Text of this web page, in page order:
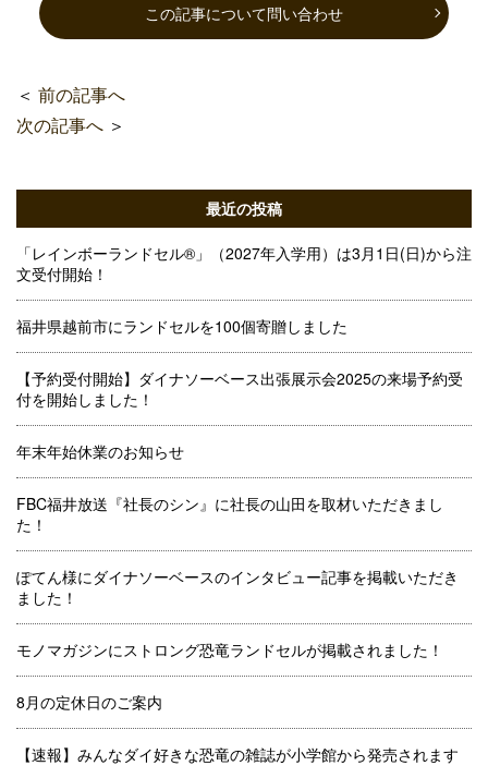
この記事について問い合わせ
＜ 前の記事へ
次の記事へ ＞
最近の投稿
「レインボーランドセル®」（2027年入学用）は3月1日(日)から注
文受付開始！
福井県越前市にランドセルを100個寄贈しました
【予約受付開始】ダイナソーベース出張展示会2025の来場予約受
付を開始しました！
年末年始休業のお知らせ
FBC福井放送『社長のシン』に社長の山田を取材いただきまし
た！
ぽてん様にダイナソーベースのインタビュー記事を掲載いただき
ました！
モノマガジンにストロング恐竜ランドセルが掲載されました！
8月の定休日のご案内
【速報】みんなダイ好きな恐竜の雑誌が小学館から発売されます